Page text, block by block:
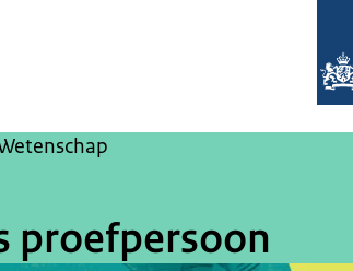
proefpersoon